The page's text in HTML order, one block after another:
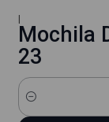
|
Mochila
23
Cantidad